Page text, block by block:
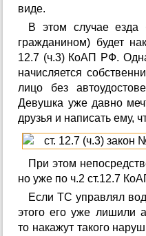
виде.
В этом случае
гражданином) будет
12.7 (ч.3) КоАП РФ.
начисляется
лицо без
Девушка уже давно
друзья и написать ему,
При этом
но уже по ч.2 ст.12.7
Если ТС управлял
этого его уже лишили
то накажут такого